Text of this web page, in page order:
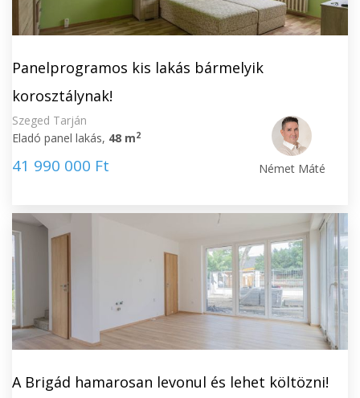
Panelprogramos kis lakás bármelyik
korosztálynak!
Szeged Tarján
Eladó panel lakás, 48 m2
41 990 000 Ft Német Máté
A Brigád hamarosan levonul és lehet költözni!